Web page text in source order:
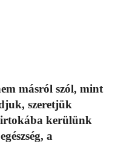
másról szól, mint
szeretjük
kerülünk
a